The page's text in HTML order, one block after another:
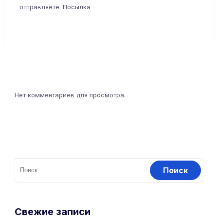
отправляете. Посылка
Нет комментариев для просмотра.
Свежие записи